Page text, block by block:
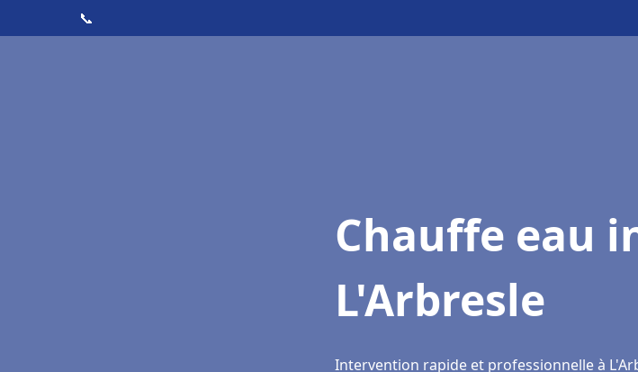
📞
Chauffe eau
L'Arbresle
Intervention rapide et professionnelle à